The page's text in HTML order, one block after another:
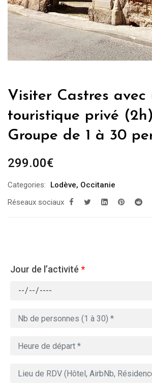
Visiter Castres avec
touristique privé
Groupe de 1 à 30
299.00€
Categories: Lodève, Occitanie
Réseaux sociaux
Jour de l’activité *